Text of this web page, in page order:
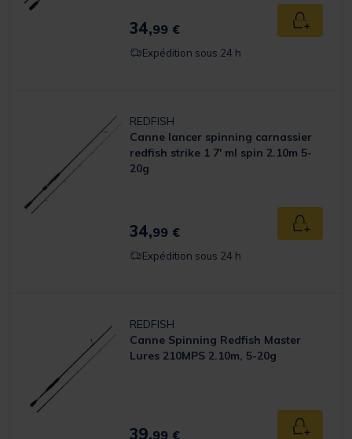
34,99 € Ajouter
Expédition sous 24 h
REDFISH
Canne lancer spinning carnassier
redfish strike 1 7' ml spin 2.10m 5-
20g
34,99 € Ajouter
Expédition sous 24 h
REDFISH
Canne Spinning Redfish Master
Lures 210MPS 2.10m, 5-20g
39,99 € Ajouter